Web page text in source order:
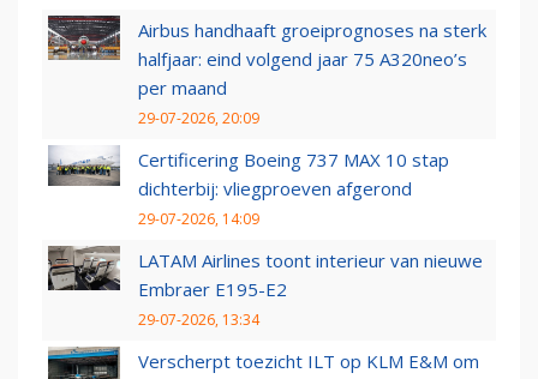
Airbus handhaaft groeiprognoses na sterk
halfjaar: eind volgend jaar 75 A320neo’s
per maand
29-07-2026, 20:09
Certificering Boeing 737 MAX 10 stap
dichterbij: vliegproeven afgerond
29-07-2026, 14:09
LATAM Airlines toont interieur van nieuwe
Embraer E195-E2
29-07-2026, 13:34
Verscherpt toezicht ILT op KLM E&M om